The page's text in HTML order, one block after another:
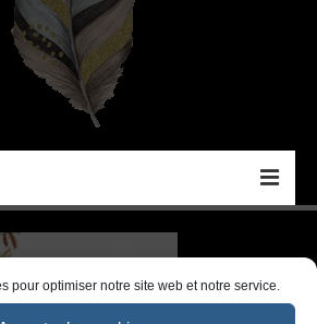
pour optimiser notre site web et notre service.